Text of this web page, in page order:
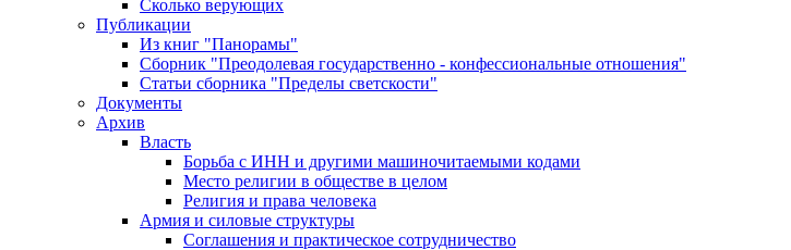
Сколько верующих
Публикации
Из книг "Панорамы"
Сборник "Преодолевая государственно - конфессиональные отношения"
Статьи сборника "Пределы светскости"
Документы
Архив
Власть
Борьба с ИНН и другими машиночитаемыми кодами
Место религии в обществе в целом
Религия и права человека
Армия и силовые структуры
Соглашения и практическое сотрудничество